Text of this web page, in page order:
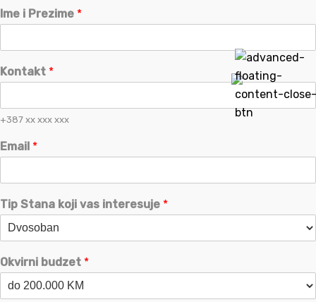
Ime i Prezime *
Kontakt *
+387 xx xxx xxx
Email *
Tip Stana koji vas interesuje *
Okvirni budzet *